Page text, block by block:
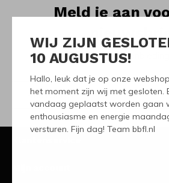
WIJ ZIJN
10 AUGUSTUS!
Hallo, leuk dat je op onze
het moment zijn wij met gesloten.
vandaag geplaatst worden gaan
enthousiasme en energie
versturen. Fijn dag! Team bbfl.nl
Meld je aan
Ontvang de nieuwste